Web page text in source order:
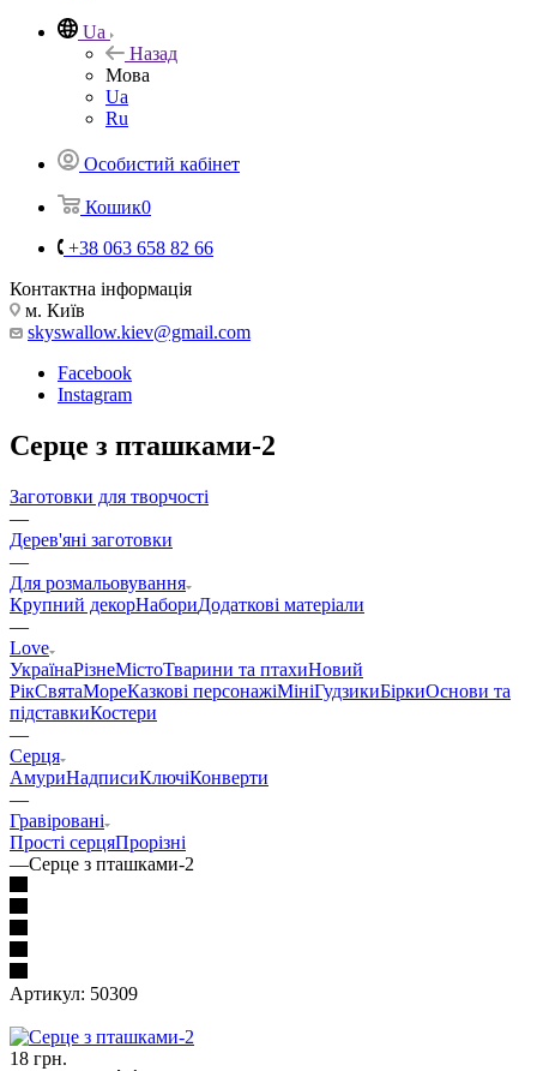
Ua
Назад
Мова
Ua
Ru
Особистий кабінет
Кошик0
+38 063 658 82 66
Контактна інформація
м. Київ
skyswallow.kiev@gmail.com
Facebook
Instagram
Серце з пташками-2
Заготовки для творчості
—
Дерев'яні заготовки
—
Для розмальовування
Крупний декорНабориДодаткові матеріали
—
Love
УкраїнаРізнеМістоТварини та птахиНовий
РікСвятаМореКазкові персонажіМініГудзикиБіркиОснови та
підставкиКостери
—
Серця
АмуриНадписиКлючіКонверти
—
Гравіровані
Прості серцяПрорізні
—Серце з пташками-2
Артикул: 50309
18 грн.